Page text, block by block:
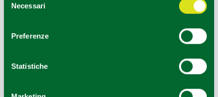
delNecessari
Preferenze
Statistiche